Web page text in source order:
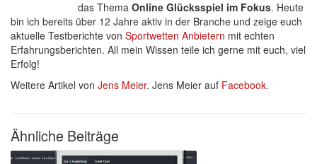
das Thema Online Glücksspiel im Fokus. Heute
bin ich bereits über 12 Jahre aktiv in der Branche und zeige euch
aktuelle Testberichte von Sportwetten Anbietern mit echten
Erfahrungsberichten. All mein Wissen teile ich gerne mit euch, viel
Erfolg!
Weitere Artikel von Jens Meier. Jens Meier auf Facebook.
Ähnliche Beiträge